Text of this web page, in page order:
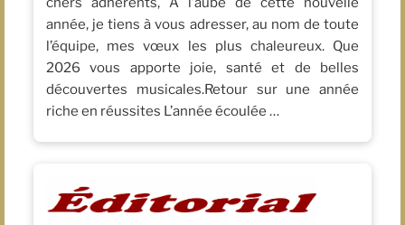
année, je tiens à vous adresser, au nom de toute
l’équipe, mes vœux les plus chaleureux. Que
2026 vous apporte joie, santé et de belles
découvertes musicales.Retour sur une année
riche en réussites L’année écoulée …